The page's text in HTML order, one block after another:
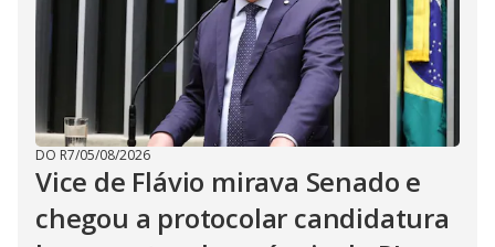
DO R7/05/08/2026
Vice de Flávio mirava Senado e
chegou a protocolar candidatura